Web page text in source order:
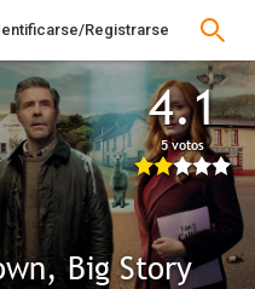
Registrarse
4.1
5 votos
Big Story